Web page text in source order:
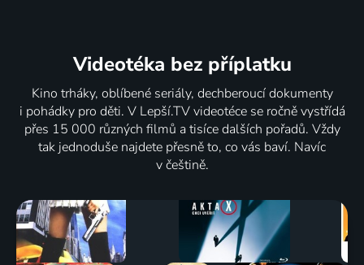
Videotéka bez příplatku
Kino trháky, oblíbené seriály, dechberoucí dokumenty
i pohádky pro děti. V Lepší.TV videotéce se ročně vystřídá
přes 15 000 různých filmů a tisíce dalších pořadů. Vždy
tak jednoduše najdete přesně to, co vás baví. Navíc
v češtině.